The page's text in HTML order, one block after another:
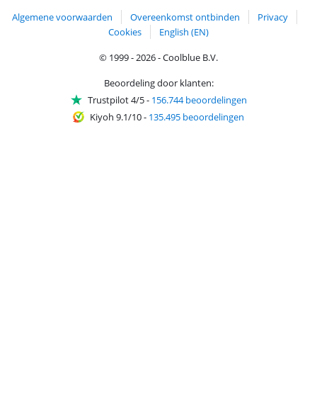
Algemene voorwaarden Overeenkomst ontbinden
Privacy
Cookies
English (EN)
© 1999 - 2026 - Coolblue B.V.
Beoordeling door klanten:
Trustpilot 4/5- 156.744 beoordelingen
Kiyoh 9.1/10- 135.495 beoordelingen